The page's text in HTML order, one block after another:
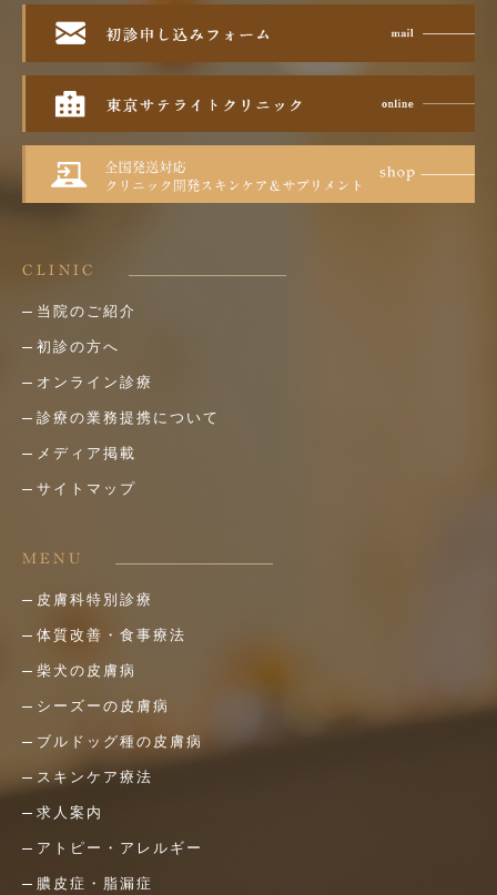
CLINIC
当院のご紹介
初診の方へ
オンライン診療
診療の業務提携について
メディア掲載
サイトマップ
MENU
皮膚科特別診療
体質改善・食事療法
柴犬の皮膚病
シーズーの皮膚病
ブルドッグ種の皮膚病
スキンケア療法
求人案内
アトピー・アレルギー
膿皮症・脂漏症